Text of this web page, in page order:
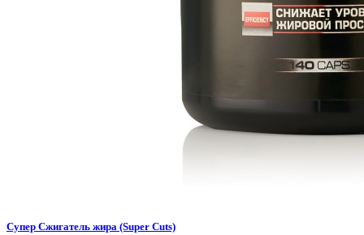
Супер Сжигатель жира (Super Cuts)